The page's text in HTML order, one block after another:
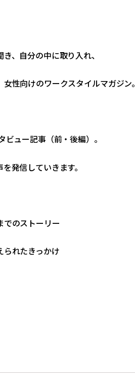
、自分の中に取り入れ、
性向けのワークスタイルマガジン。
ュー記事（前・後編）。
発信していきます。
のストーリー
れたきっかけ